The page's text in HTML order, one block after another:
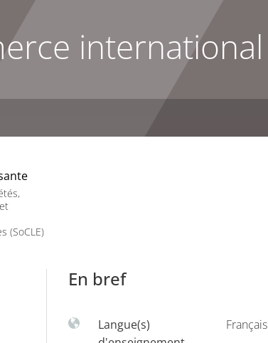
international
(SoCLE)
En bref
Langue(s)
Français